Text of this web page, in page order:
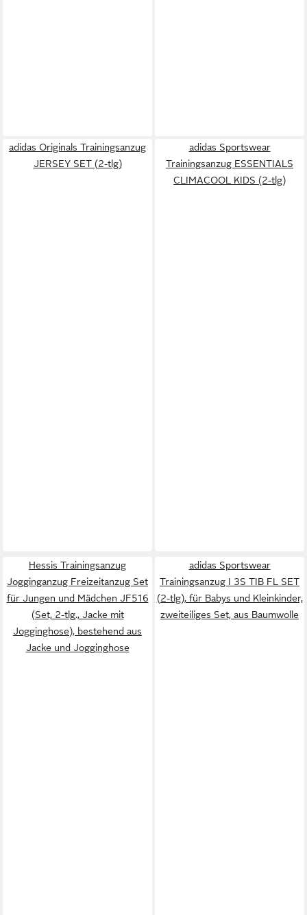
adidas Originals Trainingsanzug
JERSEY SET (2-tlg)
adidas Sportswear
Trainingsanzug ESSENTIALS
CLIMACOOL KIDS (2-tlg)
Hessis Trainingsanzug
Jogginganzug Freizeitanzug Set
für Jungen und Mädchen JF516
(Set, 2-tlg., Jacke mit
Jogginghose), bestehend aus
Jacke und Jogginghose
adidas Sportswear
Trainingsanzug I 3S TIB FL SET
(2-tlg), für Babys und Kleinkinder,
zweiteiliges Set, aus Baumwolle